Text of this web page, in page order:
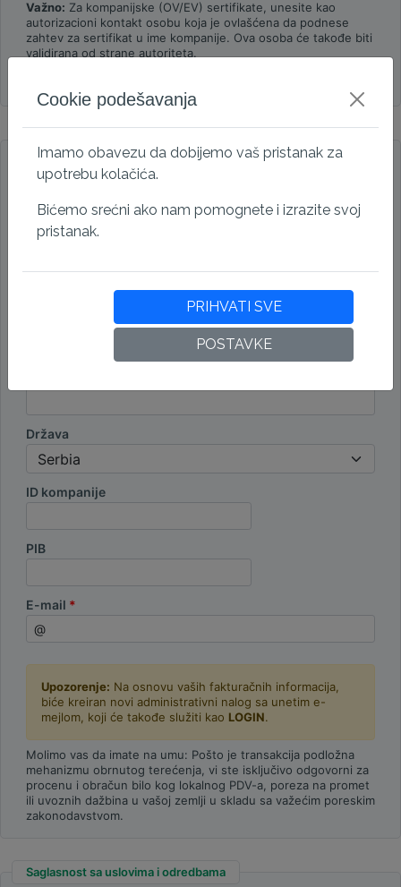
Važno: Za kompanijske (OV/EV) sertifikate, unesite kao
autorizacioni kontakt osobu koja je ovlašćena da podnese
zahtev za sertifikat u ime kompanije. Ova osoba će takođe biti
validirana od strane autoriteta.
Poslovni račun
Kompanija
Adresa
Poštanski broj
Država
ID kompanije
PIB
E-mail
Upozorenje: Na osnovu vaših fakturačnih informacija,
biće kreiran novi administrativni nalog sa unetim e-
mejlom, koji će takođe služiti kao LOGIN.
Molimo vas da imate na umu: Pošto je transakcija podložna
mehanizmu obrnutog terećenja, vi ste isključivo odgovorni za
procenu i obračun bilo kog lokalnog PDV-a, poreza na promet
ili uvoznih dažbina u vašoj zemlji u skladu sa važećim poreskim
zakonodavstvom.
Saglasnost sa uslovima i odredbama
Cookie podešavanja
Imamo obavezu da dobijemo vaš pristanak za
upotrebu kolačića.
Bićemo srećni ako nam pomognete i izrazite svoj
pristanak.
PRIHVATI SVE
POSTAVKE